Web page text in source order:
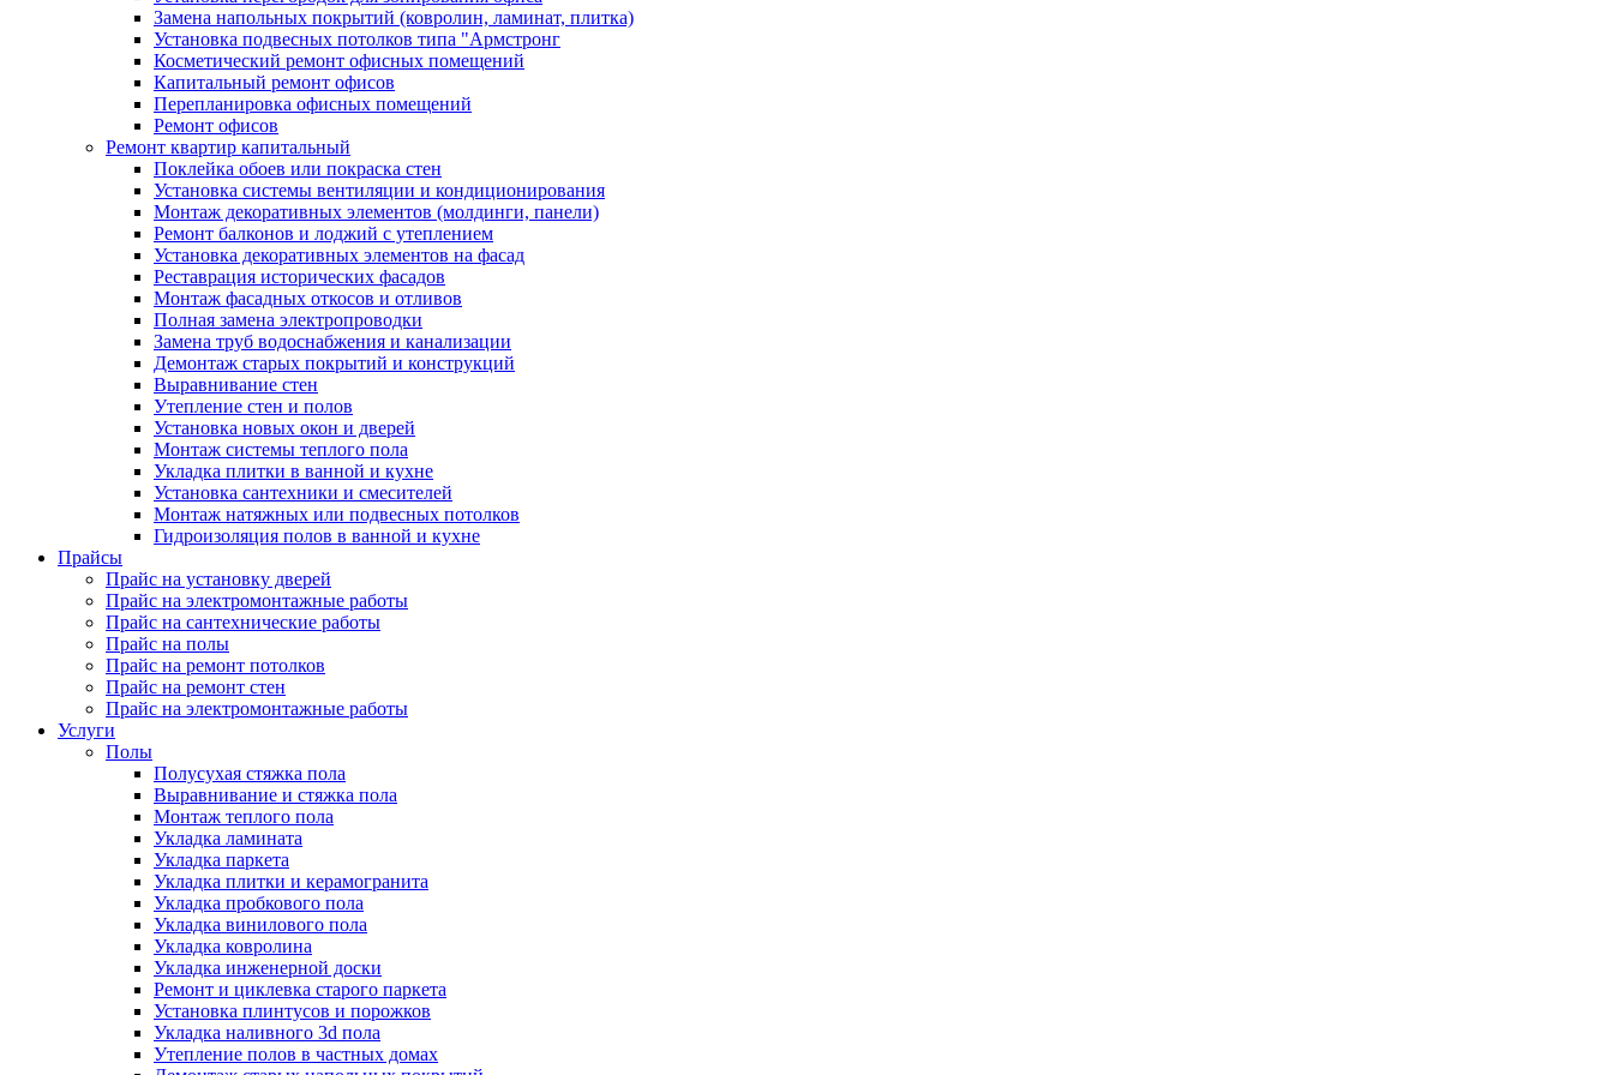
Замена напольных покрытий (ковролин, ламинат, плитка)
Установка подвесных потолков типа "Армстронг
Косметический ремонт офисных помещений
Капитальный ремонт офисов
Перепланировка офисных помещений
Ремонт офисов
Ремонт квартир капитальный
Поклейка обоев или покраска стен
Установка системы вентиляции и кондиционирования
Монтаж декоративных элементов (молдинги, панели)
Ремонт балконов и лоджий с утеплением
Установка декоративных элементов на фасад
Реставрация исторических фасадов
Монтаж фасадных откосов и отливов
Полная замена электропроводки
Замена труб водоснабжения и канализации
Демонтаж старых покрытий и конструкций
Выравнивание стен
Утепление стен и полов
Установка новых окон и дверей
Монтаж системы теплого пола
Укладка плитки в ванной и кухне
Установка сантехники и смесителей
Монтаж натяжных или подвесных потолков
Гидроизоляция полов в ванной и кухне
Прайсы
Прайс на установку дверей
Прайс на электромонтажные работы
Прайс на сантехнические работы
Прайс на полы
Прайс на ремонт потолков
Прайс на ремонт стен
Прайс на электромонтажные работы
Услуги
Полы
Полусухая стяжка пола
Выравнивание и стяжка пола
Монтаж теплого пола
Укладка ламината
Укладка паркета
Укладка плитки и керамогранита
Укладка пробкового пола
Укладка винилового пола
Укладка ковролина
Укладка инженерной доски
Ремонт и циклевка старого паркета
Установка плинтусов и порожков
Укладка наливного 3d пола
Утепление полов в частных домах